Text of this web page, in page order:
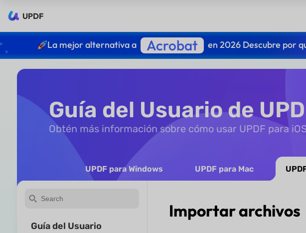
UPDF
La mejor alternativa a Acrobat en 2026 Descubre por
Guía del Usuario de
Obtén más información sobre cómo usar UPDF para
UPDF para Windows UPDF para Mac
Guía del Usuario
Importar archivos